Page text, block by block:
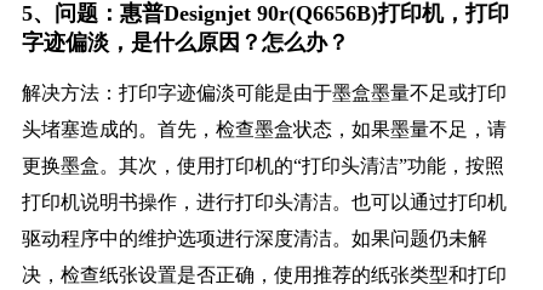
5、问题：惠普Designjet 90r(Q6656B)打印机，打印
字迹偏淡，是什么原因？怎么办？
解决方法：打印字迹偏淡可能是由于墨盒墨量不足或打印
头堵塞造成的。首先，检查墨盒状态，如果墨量不足，请
更换墨盒。其次，使用打印机的“打印头清洁”功能，按照
打印机说明书操作，进行打印头清洁。也可以通过打印机
驱动程序中的维护选项进行深度清洁。如果问题仍未解
决，检查纸张设置是否正确，使用推荐的纸张类型和打印